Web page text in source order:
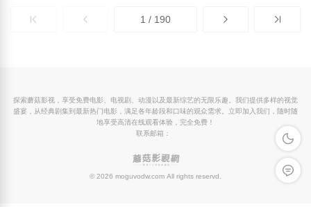
1 / 190
深色模
留言反
探索蘑菇影视，享受免费电影、电视剧、动漫以及最新综艺的无限乐趣。我们提供多样的视觉
盛宴，从经典剧集到最新热门电影，满足各年龄段和口味的观众需求。立即加入我们，随时随
地享受高清在线观看体验，完全免费！
联系邮箱：
© 2026 moguvodw.com All rights reservd.